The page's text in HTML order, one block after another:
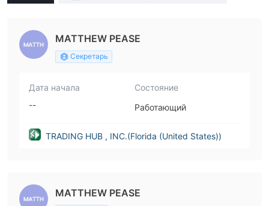
MATTHEW PEASE
Секретарь
Дата начала
--
Состояние
Работающий
TRADING HUB , INC.(Florida (United States))
MATTHEW PEASE